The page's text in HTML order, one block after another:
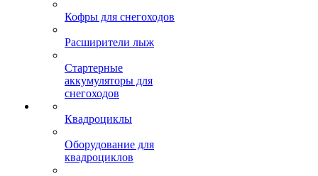
Кофры для снегоходов
Расширители лыж
Стартерные
аккумуляторы для
снегоходов
Квадроциклы
Оборудование для
квадроциклов